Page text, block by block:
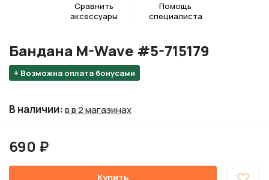
Сравнить
аксессуары
Помощь
специалиста
+ Возможна оплата бонусами
Бандана M-Wave #5-715179
В наличии:в в 2 магазинах
690 ₽
Купить